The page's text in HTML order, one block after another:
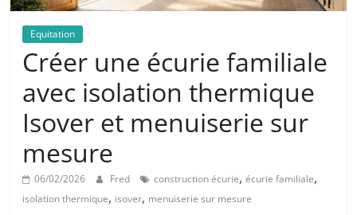
Equitation
Créer une écurie familiale
avec isolation thermique
Isover et menuiserie sur
mesure
06/02/2026 Fred construction écurie,écurie familiale,
isolation thermique, isover, menuiserie sur mesure